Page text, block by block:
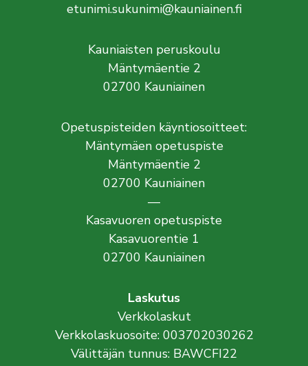
etunimi.sukunimi@kauniainen.fi
Kauniaisten peruskoulu
Mäntymäentie 2
02700 Kauniainen
Opetuspisteiden käyntiosoitteet:
Mäntymäen opetuspiste
Mäntymäentie 2
02700 Kauniainen
—
Kasavuoren opetuspiste
Kasavuorentie 1
02700 Kauniainen
Laskutus
Verkkolaskut
Verkkolaskuosoite: 003702030262
Välittäjän tunnus: BAWCFI22